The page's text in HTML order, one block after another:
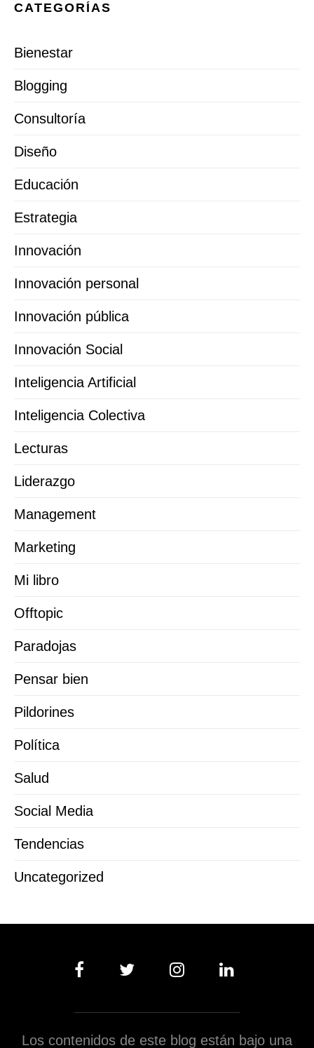
CATEGORÍAS
Bienestar
Blogging
Consultoría
Diseño
Educación
Estrategia
Innovación
Innovación personal
Innovación pública
Innovación Social
Inteligencia Artificial
Inteligencia Colectiva
Lecturas
Liderazgo
Management
Marketing
Mi libro
Offtopic
Paradojas
Pensar bien
Pildorines
Política
Salud
Social Media
Tendencias
Uncategorized
Los contenidos de este blog están bajo una